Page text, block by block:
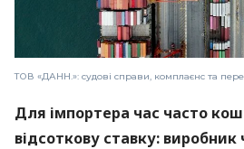
ТОВ «ДАНН.»: судові справи, комплаєнс та
Для імпортера час часто
відсоткову ставку: виробник